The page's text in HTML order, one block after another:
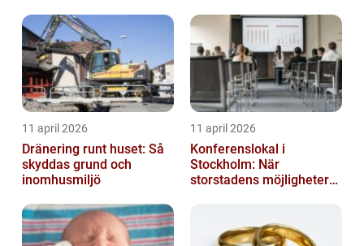
11 april 2026
Dränering runt huset: Så
skyddas grund och
inomhusmiljö
11 april 2026
Konferenslokal i
Stockholm: När
storstadens möjligheter